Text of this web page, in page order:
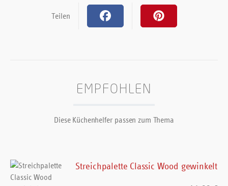
Teilen
EMPFOHLEN
Diese Küchenhelfer passen zum Thema
Streichpalette Classic Wood gewinkelt